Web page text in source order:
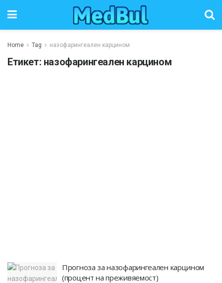
Home Tag назофарингеален карцином
Етикет: назофарингеален карцином
Прогноза за назофарингеален карцином
(процент на преживяемост)